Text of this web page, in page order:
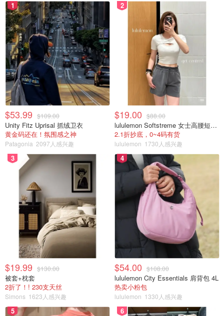
28个班次往返于汉兰岛
第一班早上6点45分离开
最后一班晚上11点返回
1
$53.99 $109.00
Unity Fitz Uprisal 抓绒卫衣
黄金码还在！氛围感之神
Patagonia 2097人感兴趣
2
$19.00 $88.00
lululemon Softstreme 女士高腰短裤 10cm
2.1折抄底，0~4码有货
lululemon 1730人感兴趣
3
$19.99 $130.00
被套+枕套
2折了！! 230支天丝
Simons 1623人感兴趣
4
$54.00 $108.00
lululemon City Essentials 肩背包 4L
热卖小粉包
lululemon 1330人感兴趣
5 6